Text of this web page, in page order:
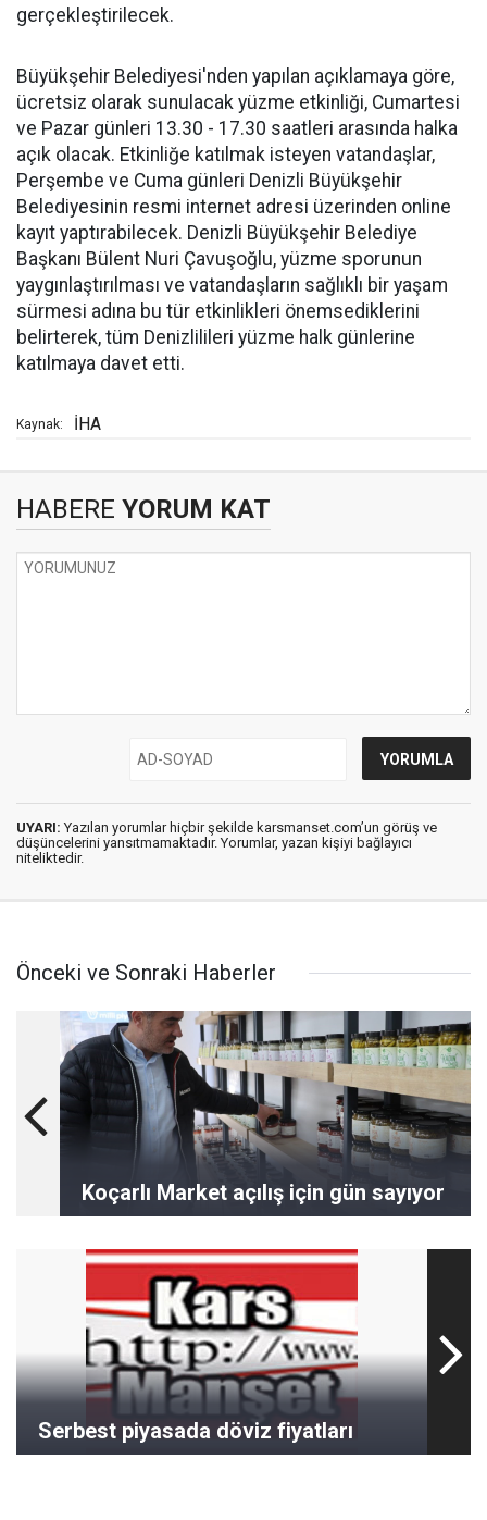
gerçekleştirilecek.
Büyükşehir Belediyesi'nden yapılan açıklamaya göre,
ücretsiz olarak sunulacak yüzme etkinliği, Cumartesi
ve Pazar günleri 13.30 - 17.30 saatleri arasında halka
açık olacak. Etkinliğe katılmak isteyen vatandaşlar,
Perşembe ve Cuma günleri Denizli Büyükşehir
Belediyesinin resmi internet adresi üzerinden online
kayıt yaptırabilecek. Denizli Büyükşehir Belediye
Başkanı Bülent Nuri Çavuşoğlu, yüzme sporunun
yaygınlaştırılması ve vatandaşların sağlıklı bir yaşam
sürmesi adına bu tür etkinlikleri önemsediklerini
belirterek, tüm Denizlilileri yüzme halk günlerine
katılmaya davet etti.
Kaynak: İHA
HABERE YORUM KAT
UYARI: Yazılan yorumlar hiçbir şekilde karsmanset.com’un görüş ve
düşüncelerini yansıtmamaktadır. Yorumlar, yazan kişiyi bağlayıcı
niteliktedir.
Önceki ve Sonraki Haberler
Koçarlı Market açılış için gün sayıyor
Serbest piyasada döviz fiyatları